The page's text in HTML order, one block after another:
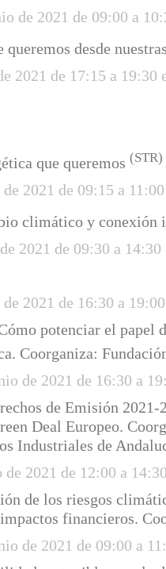
de 2021 de 09:00 a
queremos desde
2021 de 17:15 a 19:30
que queremos (STR)
2021 de 09:15 a
climático y conexión
2021 de 09:30 a
2021 de 16:30 a
potenciar el papel
Coorganiza:
de 2021 de 16:30 a
de Emisión 2021-
Deal Europeo.
Industriales de
de 2021 de 12:00 a
de los riesgos
financieros.
de 2021 de 09:00 a